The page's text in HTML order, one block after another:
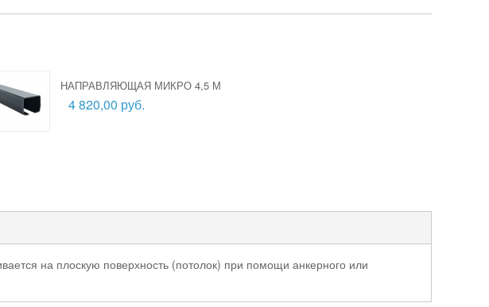
НАПРАВЛЯЮЩАЯ МИКРО 4,5 М
4 820,00 руб.
на плоскую поверхность (потолок) при помощи анкерного или